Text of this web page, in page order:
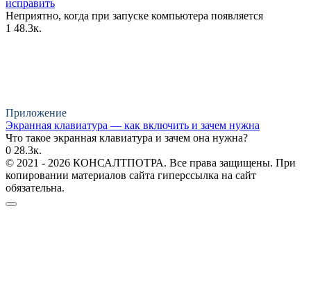
исправить
Неприятно, когда при запуске компьютера появляется
1 48.3к.
Приложение
Экранная клавиатура — как включить и зачем нужна
Что такое экранная клавиатура и зачем она нужна?
0 28.3к.
© 2021 - 2026 КОНСАЛТПОТРА. Все права защищены. При
копировании материалов сайта гиперссылка на сайт
обязательна.